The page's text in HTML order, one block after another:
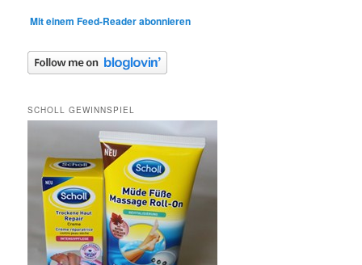
Mit einem Feed-Reader abonnieren
SCHOLL GEWINNSPIEL